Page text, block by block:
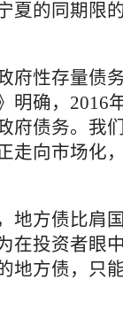
夏的同期限
性存量债
明确，2016
府债务。我
走向市场化
方债比肩
在投资者眼
地方债，只